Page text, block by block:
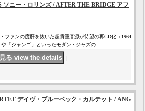
ソニー・ロリンズ / AFTER THE BRIDGE アフ
ファンの度肝を抜いた超貴重音源が待望の再CD化（1964
「ジャンゴ」といったモダン・ジャズの…
デイヴ・ブルーベック・カルテット / ANG